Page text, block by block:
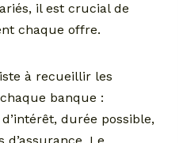
il est crucial de
chaque offre.
à recueillir les
banque :
durée possible,